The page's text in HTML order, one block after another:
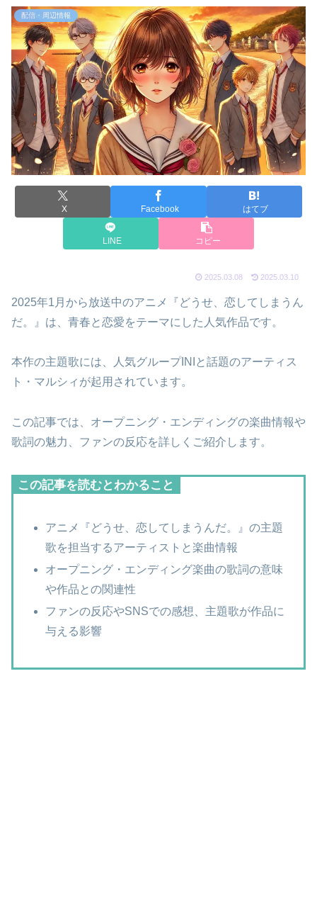
配信・周辺情報
X Facebook はてブ
LINE コピー
2025.03.08 2025.03.10
2025年1月から放送中のアニメ『どうせ、恋してしまうん
だ。』は、青春と恋愛をテーマにした人気作品です。
本作の主題歌には、人気グループINIと話題のアーティス
ト・マルシィが起用されています。
この記事では、オープニング・エンディングの楽曲情報や
歌詞の魅力、ファンの反応を詳しくご紹介します。
この記事を読むとわかること
アニメ『どうせ、恋してしまうんだ。』の主題
歌を担当するアーティストと楽曲情報
オープニング・エンディング楽曲の歌詞の意味
や作品との関連性
ファンの反応やSNSでの感想、主題歌が作品に
与える影響